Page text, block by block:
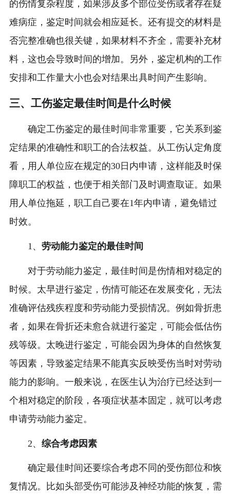
的伤情复杂程度，如果涉及多个部位受伤或者存在疑
难病症，鉴定时间就会相应延长。还有提交的材料是
否完整准确也很关键，如果材料不齐全，需要补充材
料，这也会导致时间的增加。另外，鉴定机构的工作
安排和工作量大小也会对结果出具时间产生影响。
三、工伤鉴定最佳时间是什么时候
确定工伤鉴定的最佳时间非常重要，它关系到鉴
定结果的准确性和职工的合法权益。从工伤认定角度
看，用人单位应在规定的30日内申请，这样能及时保
障职工的权益，也便于相关部门及时调查取证。如果
用人单位拖延，职工自己要在1年内申请，避免错过
时效。
1、 劳动能力鉴定的最佳时间
对于劳动能力鉴定，最佳时间是伤情相对稳定的
时候。太早进行鉴定，伤情可能还在发展变化，无法
准确评估残疾程度和劳动能力受损情况。例如骨折患
者，如果在骨折还未愈合就进行鉴定，可能会低估伤
残等级。太晚进行鉴定，可能会因为身体的自然恢复
等因素，导致鉴定结果不能真实反映受伤当时对劳动
能力的影响。一般来说，在医生认为治疗已经达到一
个相对稳定的阶段，各项症状基本固定，就可以考虑
申请劳动能力鉴定。
2、 综合考虑因素
确定最佳时间还要综合考虑不同的受伤部位和恢
复情况。比如头部受伤可能涉及神经功能的恢复，需